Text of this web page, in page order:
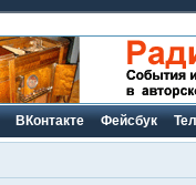
ВКонтакте Фейсбук